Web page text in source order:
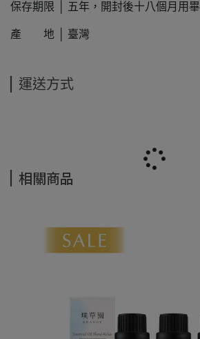
保存期限 │ 五年，開封後十八個月用畢
產 地 │ 臺灣
運送方式
相關商品